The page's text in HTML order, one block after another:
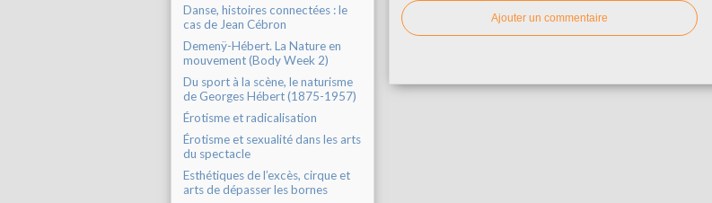
Danse, histoires connectées : le
cas de Jean Cébron
Demenÿ-Hébert. La Nature en
mouvement (Body Week 2)
Du sport à la scène, le naturisme
de Georges Hébert (1875-1957)
Érotisme et radicalisation
Érotisme et sexualité dans les arts
du spectacle
Esthétiques de l’excès, cirque et
arts de dépasser les bornes
Ajouter un commentaire